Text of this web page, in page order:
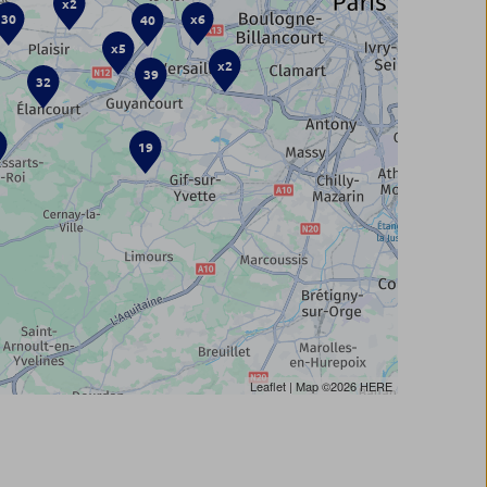
19
30
39
32
x5
x2
40
x2
x6
Leaflet | Map ©2026HERE